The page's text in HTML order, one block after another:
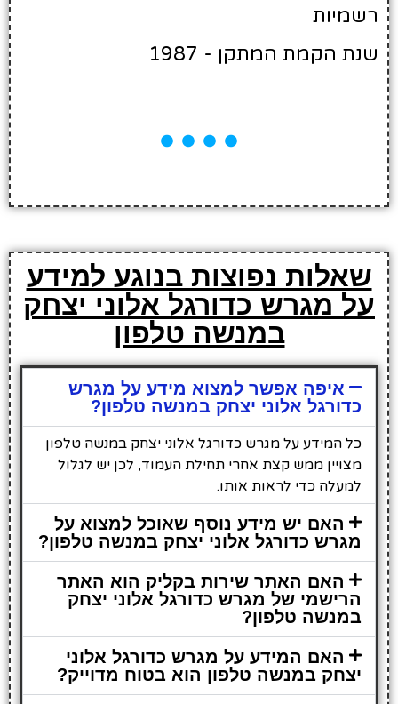
רשמיות
שנת הקמת המתקן - 1987
שאלות נפוצות בנוגע למידע
על מגרש כדורגל אלוני יצחק
במנשה טלפון
איפה אפשר למצוא מידע על מגרש
כדורגל אלוני יצחק במנשה טלפון?
כל המידע על מגרש כדורגל אלוני יצחק במנשה טלפון
מצויין ממש קצת אחרי תחילת העמוד, לכן יש לגלול
למעלה כדי לראות אותו.
האם יש מידע נוסף שאוכל למצוא על
מגרש כדורגל אלוני יצחק במנשה טלפון?
האם האתר שירות בקליק הוא האתר
הרישמי של מגרש כדורגל אלוני יצחק
במנשה טלפון?
האם המידע על מגרש כדורגל אלוני
יצחק במנשה טלפון הוא בטוח מדוייק?